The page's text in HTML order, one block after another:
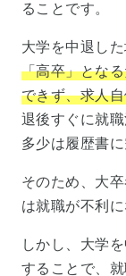
ることです。
大学を中退した
「高卒」とな
できず、求人
退後すぐに就
多少は履歴書
そのため、大
は就職が不利
しかし、大学
することで、